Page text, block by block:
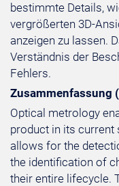
bestimmte Details,
vergrößerten 3D-
anzeigen zu lassen.
Verständnis der
Fehlers.
Zusammenfassung
Optical metrology
product in its current
allows for the
the identification of
their entire lifecycle.